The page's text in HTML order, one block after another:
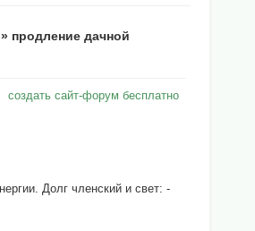
» продление дачной
создать сайт-форум бесплатно
Долг членский и свет: -